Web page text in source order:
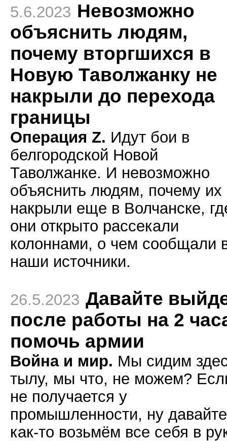
5.6.2023 Невозможно
объяснить людям,
почему вторгшихся в
Новую Таволжанку не
накрыли до перехода
границы
Операция Z. Идут бои в
белгородской Новой
Таволжанке. И невозможно
объяснить людям, почему их
накрыли еще в Волчанске,
они открыто рассекали
колоннами, о чем сообщали
наши источники.
26.5.2023 Давайте
после работы на 2
помочь армии
Война и мир. Мы сидим
тылу, мы что, не можем?
не получается у
промышленности, ну давайте
как-то возьмём все себя в